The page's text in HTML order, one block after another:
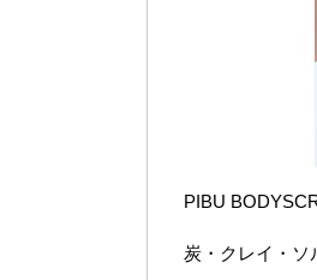
PIBU
炭・クレイ・ソ